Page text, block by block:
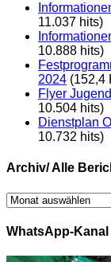
11.037 hits)
10.888 hits)
2024 (152,4
Flyer
10.504 hits)
Dienstplan
10.732 hits)
Archiv/ Alle
Archiv/
Berichte
WhatsApp-Kanal